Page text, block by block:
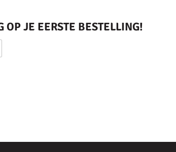
JE EERSTE BESTELLING!